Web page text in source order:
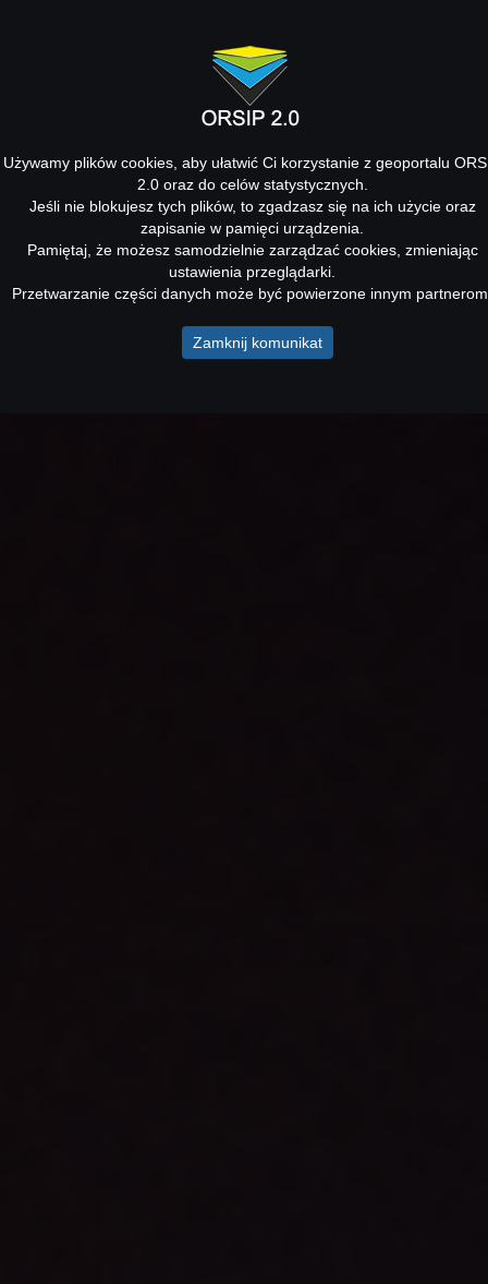
Używamy plików cookies, aby ułatwić Ci korzystanie z geoportalu
2.0 oraz do celów statystycznych.
Jeśli nie blokujesz tych plików, to zgadzasz się na ich użycie oraz
zapisanie w pamięci urządzenia.
Pamiętaj, że możesz samodzielnie zarządzać cookies, zmieniając
ustawienia przeglądarki.
Przetwarzanie części danych może być powierzone innym
Zamknij komunikat